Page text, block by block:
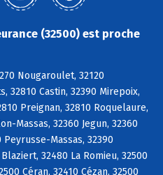
(32500) est proche
Nougaroulet, 32120
32810 Castin, 32390 Mirepoix,
Preignan, 32810 Roquelaure,
Massas, 32360 Jegun, 32360
Peyrusse-Massas, 32390
32480 La Romieu, 32500
Céran, 32410 Cézan, 32500